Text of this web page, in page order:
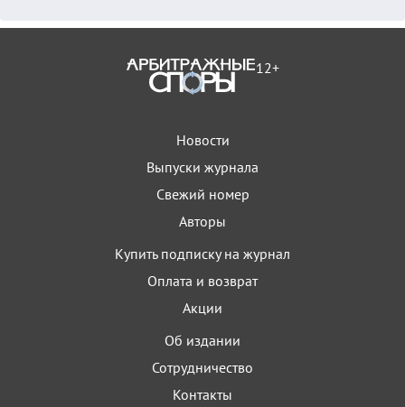
12+
Новости
Выпуски журнала
Свежий номер
Авторы
Купить подписку на журнал
Оплата и возврат
Акции
Об издании
Сотрудничество
Контакты